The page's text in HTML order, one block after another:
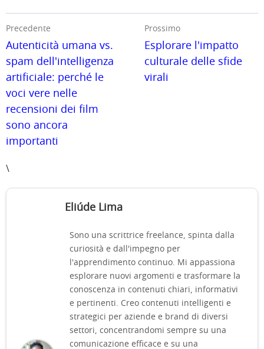
Precedente
Autenticità umana vs.
spam dell'intelligenza
artificiale: perché le
voci vere nelle
recensioni dei film
sono ancora
importanti
Prossimo
Esplorare l'impatto
culturale delle sfide
virali
\
Eliúde Lima
Sono una scrittrice freelance, spinta dalla
curiosità e dall'impegno per
l'apprendimento continuo. Mi appassiona
esplorare nuovi argomenti e trasformare la
conoscenza in contenuti chiari, informativi
e pertinenti. Creo contenuti intelligenti e
strategici per aziende e brand di diversi
settori, concentrandomi sempre su una
comunicazione efficace e su una